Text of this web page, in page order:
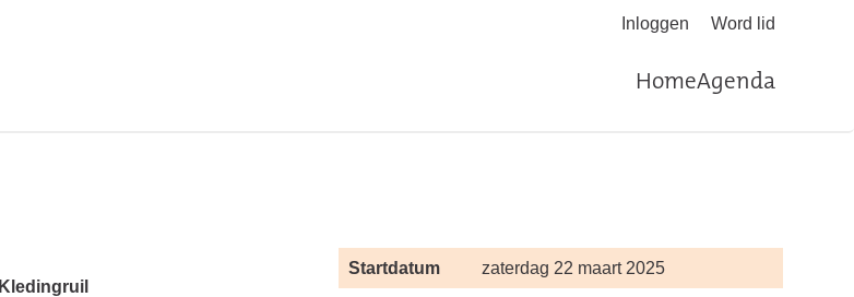
Inloggen Word lid
HomeAgenda
Kledingruil
Startdatum zaterdag 22 maart 2025